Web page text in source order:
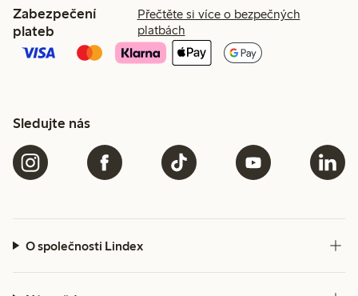
Zabezpečení
plateb
Přečtěte si více o bezpečných
platbách
Sledujte nás
O společnosti Lindex